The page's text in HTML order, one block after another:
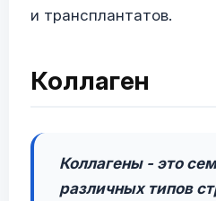
и трансплантатов.
Коллаген
Коллагены - это
различных типов